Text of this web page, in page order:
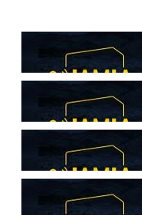
αγωνιστικής Playouts:
1/ Α. Βλαχομήτρος
3/ Λ. Λάμπρου 12,16%
4/ Α. Όζμπολτ 7,03%
5/ Μ. Αλφαρέλα 4,59%
6/ Μ. Κόμπα 1,89%